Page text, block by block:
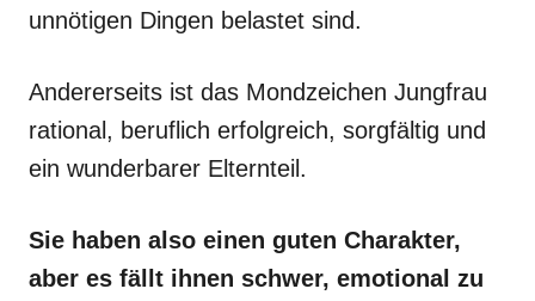
unnötigen Dingen belastet sind.
Andererseits ist das Mondzeichen Jungfrau
rational, beruflich erfolgreich, sorgfältig und
ein wunderbarer Elternteil.
Sie haben also einen guten Charakter,
aber es fällt ihnen schwer, emotional zu